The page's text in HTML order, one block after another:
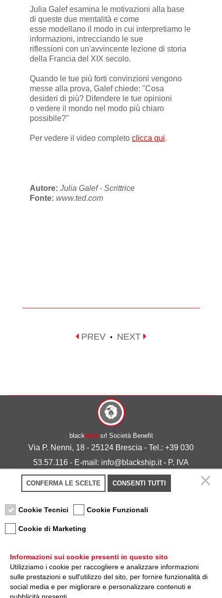
Julia Galef esamina le motivazioni alla base
di queste due mentalità e come
esse modellano il modo in cui interpretiamo le
informazioni, intrecciando le sue
riflessioni con un'avvincente lezione di storia
della Francia del XIX secolo.
Quando le tue più forti convinzioni vengono
messe alla prova, Galef chiede: "Cosa
desideri di più? Difendere le tue opinioni
o vedere il mondo nel modo più chiaro
possibile?"
Per vedere il video completo clicca qui.
Autore: Julia Galef - Scrittrice
Fonte: www.ted.com
PREV • NEXT
blackshipsrl Società Benefit
Via P. Nenni, 18 - 25124 Brescia - Tel.: +39 030
53.57.116 - E-mail: info@blackship.it - P. IVA
03492980986
Privacy policy-Cookie policy
Nota sulla Certificazione
CONFERMA LE SCELTE CONSENTI TUTTI
Cookie Tecnici Cookie Funzionali
Cookie di Marketing
Informazioni sui cookie presenti in questo sito
Utilizziamo i cookie per raccogliere e analizzare informazioni
sulle prestazioni e sull'utilizzo del sito, per fornire funzionalità di
social media e per migliorare e personalizzare contenuti e